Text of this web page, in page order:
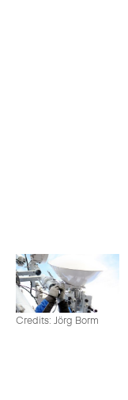
Credits: Jörg Borm